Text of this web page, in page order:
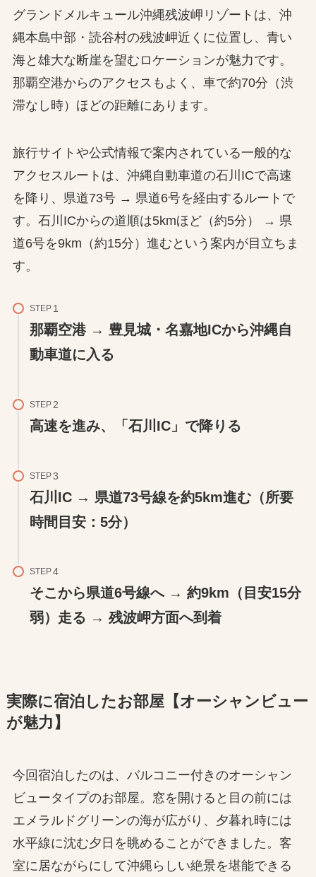
グランドメルキュール沖縄残波岬リゾートは、沖
縄本島中部・読谷村の残波岬近くに位置し、青い
海と雄大な断崖を望むロケーションが魅力です。
那覇空港からのアクセスもよく、車で約70分（渋
滞なし時）ほどの距離にあります。
旅行サイトや公式情報で案内されている一般的な
アクセスルートは、沖縄自動車道の石川ICで高速
を降り、県道73号 → 県道6号を経由するルートで
す。石川ICからの道順は5kmほど（約5分） → 県
道6号を9km（約15分）進むという案内が目立ちま
す。
STEP
那覇空港 → 豊見城・名嘉地ICから沖縄自
動車道に入る
STEP
高速を進み、「石川IC」で降りる
STEP
石川IC → 県道73号線を約5km進む（所要
時間目安：5分）
STEP
そこから県道6号線へ → 約9km（目安15分
弱）走る → 残波岬方面へ到着
実際に宿泊したお部屋【オーシャンビュー
が魅力】
今回宿泊したのは、バルコニー付きのオーシャン
ビュータイプのお部屋。窓を開けると目の前には
エメラルドグリーンの海が広がり、夕暮れ時には
水平線に沈む夕日を眺めることができました。客
室に居ながらにして沖縄らしい絶景を堪能できる